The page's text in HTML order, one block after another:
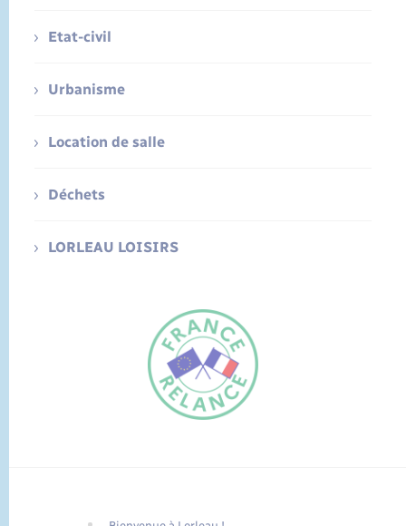
Etat-civil
Urbanisme
Location de salle
Déchets
LORLEAU LOISIRS